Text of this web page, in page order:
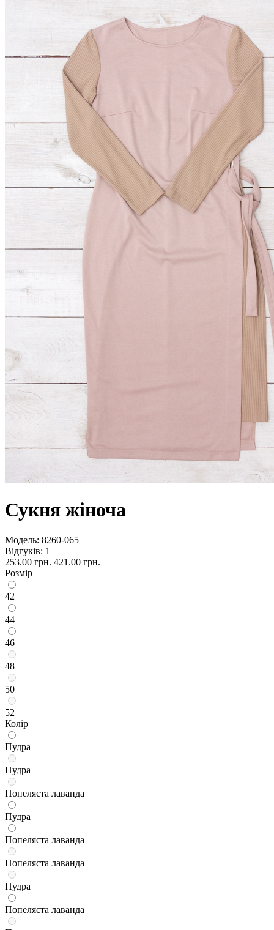
Сукня жіноча
Модель: 8260-065
Відгуків: 1
253.00 грн. 421.00 грн.
Розмір
42
44
46
48
50
52
Колір
Пудра
Пудра
Попеляста лаванда
Пудра
Попеляста лаванда
Попеляста лаванда
Пудра
Попеляста лаванда